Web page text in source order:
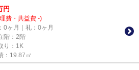
円
費・共益費 -)
0ヶ月｜礼：0ヶ月
階：2階
り：1K
：19.87㎡